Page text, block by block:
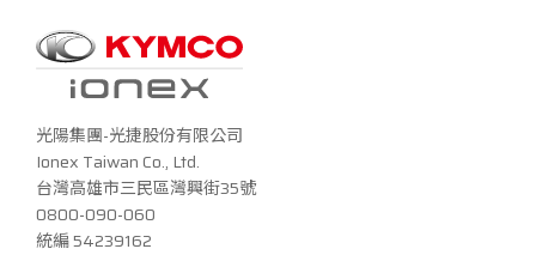
光陽集團-光捷股份有限公司
Ionex Taiwan Co., Ltd.
台灣高雄市三民區灣興街35號
0800-090-060
統編 54239162